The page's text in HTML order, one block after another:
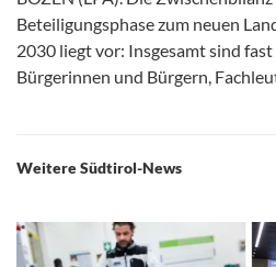
Beteiligungsphase zum neuen
2030 liegt vor: Insgesamt sind
Bürgerinnen und Bürgern,
Weitere Südtirol-News